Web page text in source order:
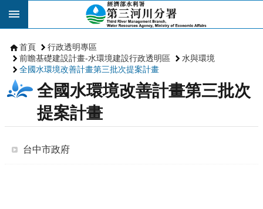
跳到主要內容區塊
首頁
行政透明專區
前瞻基礎建設計畫-水環境建設行政透明區
水與環境
全國水環境改善計畫第三批次提案計畫
全國水環境改善計畫第三批次
提案計畫
台中市政府